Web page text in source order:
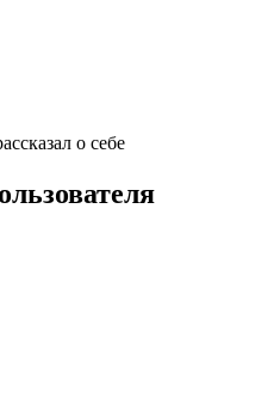
о себе